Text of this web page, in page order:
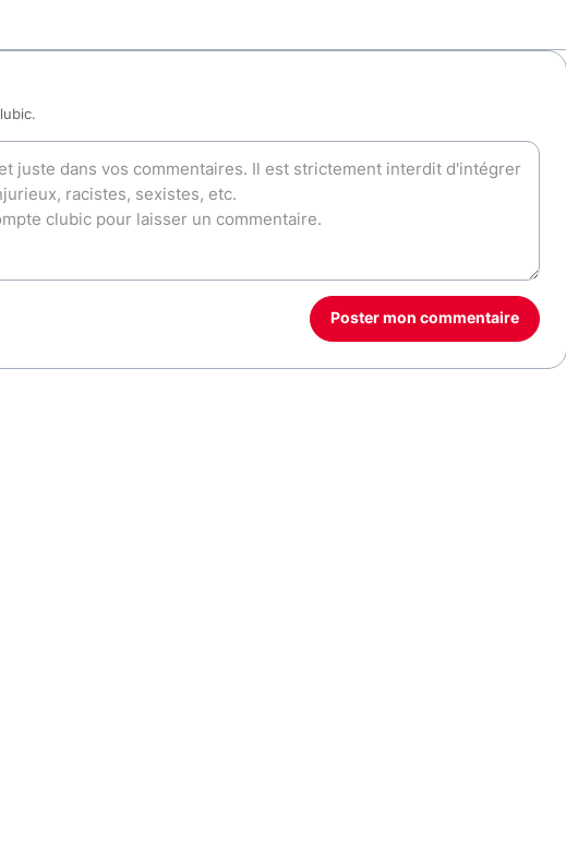
Poster mon commentaire